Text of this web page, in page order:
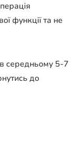
функції та не
в середньому 5-7
до